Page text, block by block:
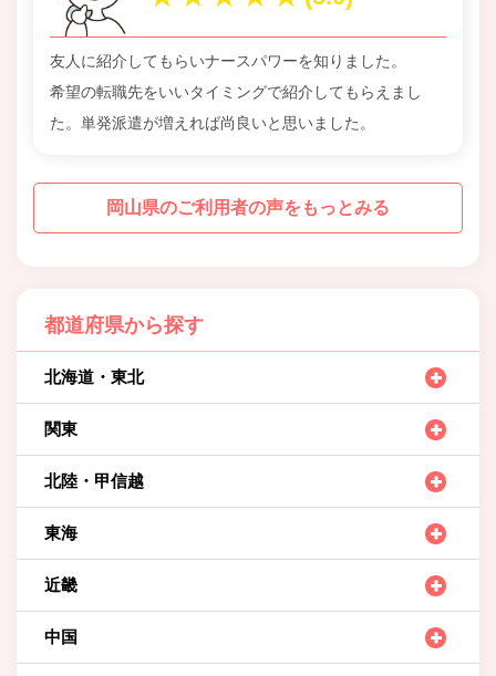
友人に紹介してもらいナースパワーを知りました。
希望の転職先をいいタイミングで紹介してもらえまし
た。単発派遣が増えれば尚良いと思いました。
岡山県のご利用者の声をもっとみる
都道府県から探す
北海道・東北
関東
北陸・甲信越
東海
近畿
中国